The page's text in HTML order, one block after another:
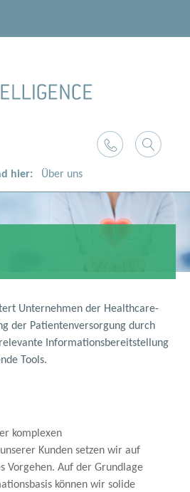
hier: Über uns
Unternehmen der Healthcare-
der Patientenversorgung durch
Informationsbereitstellung
Tools.
komplexen
Kunden setzen wir auf
Vorgehen. Auf der Grundlage
können wir solide